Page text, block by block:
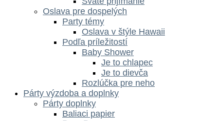
Oslava pre dospelých
Party témy
Oslava v štýle Hawaii
Podľa príležitostí
Baby Shower
Je to chlapec
Je to dievča
Rozlúčka pre neho
Párty výzdoba a doplnky
Párty doplnky
Baliaci papier